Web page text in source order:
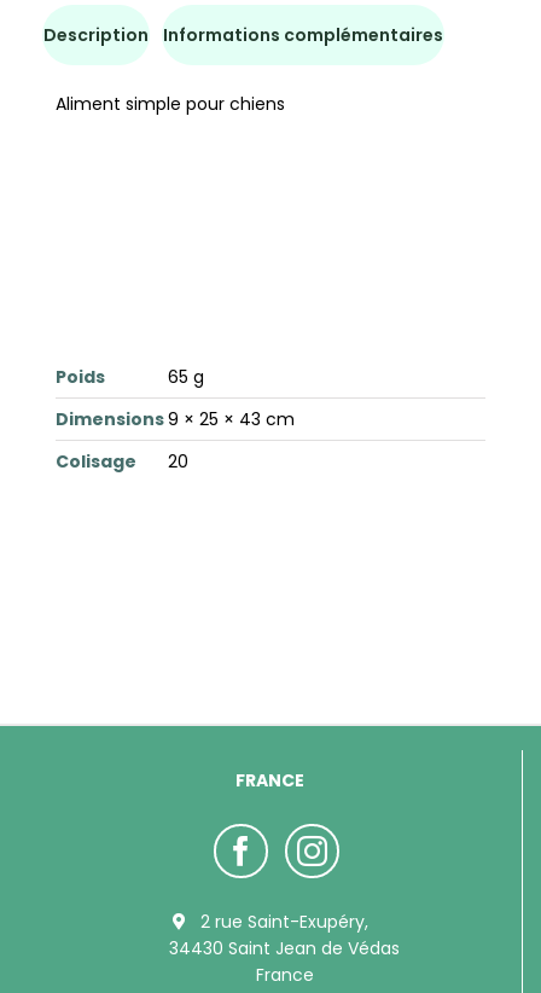
Description Informations complémentaires
Aliment simple pour chiens
Poids
65 g
Dimensions9 × 25 × 43 cm
Colisage
20
FRANCE
2 rue Saint-Exupéry,
34430 Saint Jean de Védas
France